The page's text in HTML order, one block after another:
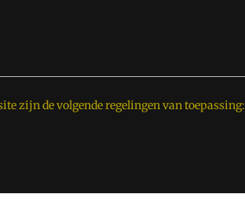
zijn de volgende regelingen van toepassing: